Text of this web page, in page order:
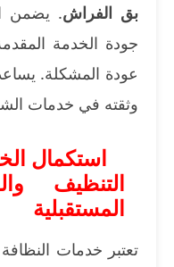
بق الفراش. يضمن
جودة الخدمة
عودة المشكلة.
وثقته في خدمات
استكمال
التنظيف
المستقبلية
تعتبر خدمات النظافة